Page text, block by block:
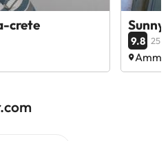
crete
9.8 25